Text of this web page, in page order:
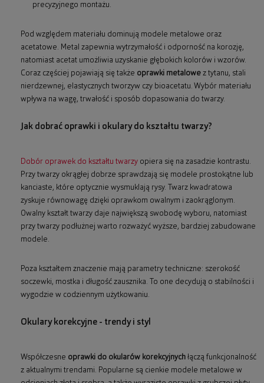
precyzyjnego montażu.
Pod względem materiału dominują modele metalowe oraz
acetatowe. Metal zapewnia wytrzymałość i odporność na korozję,
natomiast acetat umożliwia uzyskanie głębokich kolorów i wzorów.
Coraz częściej pojawiają się także oprawki metalowe z tytanu, stali
nierdzewnej, elastycznych tworzyw czy bioacetatu. Wybór materiału
wpływa na wagę, trwałość i sposób dopasowania do twarzy.
Jak dobrać oprawki i okulary do kształtu twarzy?
Dobór oprawek do kształtu twarzy opiera się na zasadzie kontrastu.
Przy twarzy okrągłej dobrze sprawdzają się modele prostokątne lub
kanciaste, które optycznie wysmuklają rysy. Twarz kwadratowa
zyskuje równowagę dzięki oprawkom owalnym i zaokrąglonym.
Owalny kształt twarzy daje największą swobodę wyboru, natomiast
przy twarzy podłużnej warto rozważyć wyższe, bardziej zabudowane
modele.
Poza kształtem znaczenie mają parametry techniczne: szerokość
soczewki, mostka i długość zausznika. To one decydują o stabilności i
wygodzie w codziennym użytkowaniu.
Okulary korekcyjne - trendy i styl
Współczesne oprawki do okularów korekcyjnych łączą funkcjonalność
z aktualnymi trendami. Popularne są cienkie modele metalowe w